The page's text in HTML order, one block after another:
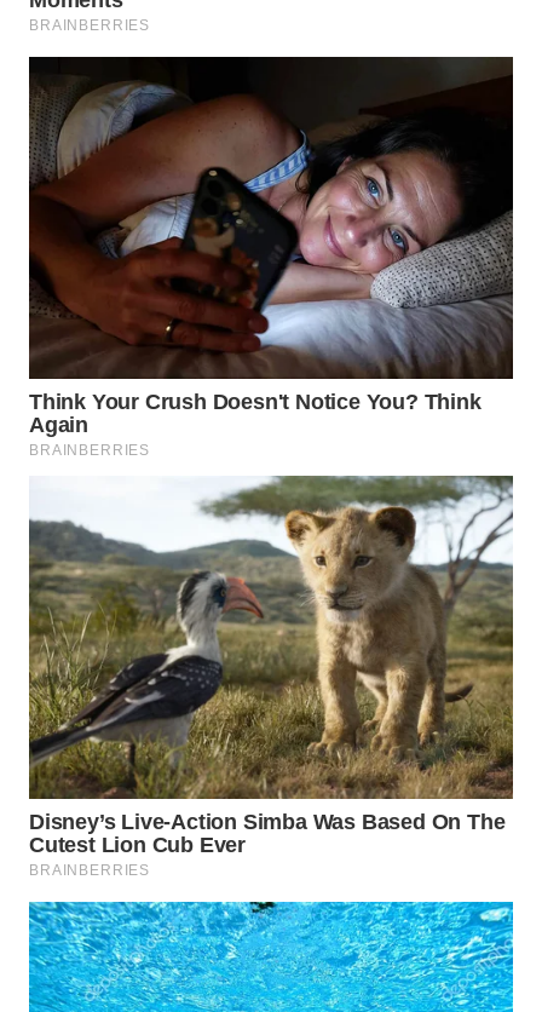
WN
GORONTALO
WN
SULUT
MALUKU
WN
MALUT
WN
DAIRI
DANAU
TOBA
WN
NIAS
WN
LANGKAT
WN
TAPANULI
SELATAN
WN
TANJUNG
LESUNG